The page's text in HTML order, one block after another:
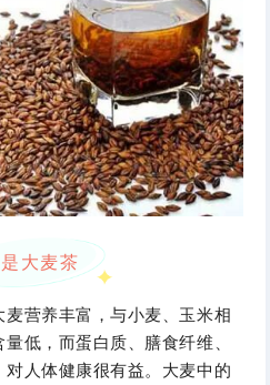
大麦茶
营养丰富，与小麦、玉米相
低，而蛋白质、膳食纤维、
人体健康很有益。大麦中的